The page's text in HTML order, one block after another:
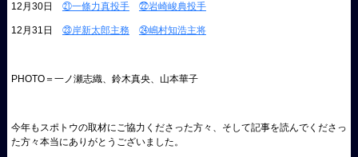
12月30日 ㉑一條力真投手 ㉒岩崎峻典投手
12月31日 ㉓岸新太郎主務 ㉔嶋村知浩主将
PHOTO＝一ノ瀬志織、鈴木真央、山本華子
今年もスポトウの取材にご協力くださった方々、そして記事を読んでくださっ
た方々本当にありがとうございました。